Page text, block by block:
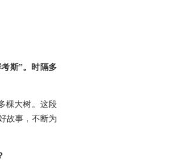
斯”。时隔多
棵大树。这段
故事，不断为